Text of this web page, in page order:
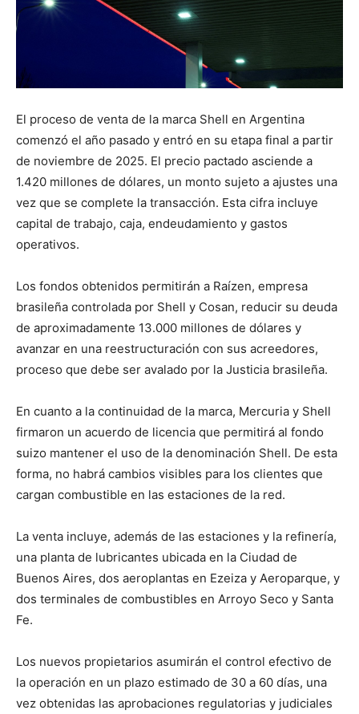
El proceso de venta de la marca Shell en Argentina
comenzó el año pasado y entró en su etapa final a partir
de noviembre de 2025. El precio pactado asciende a
1.420 millones de dólares, un monto sujeto a ajustes una
vez que se complete la transacción. Esta cifra incluye
capital de trabajo, caja, endeudamiento y gastos
operativos.
Los fondos obtenidos permitirán a Raízen, empresa
brasileña controlada por Shell y Cosan, reducir su deuda
de aproximadamente 13.000 millones de dólares y
avanzar en una reestructuración con sus acreedores,
proceso que debe ser avalado por la Justicia brasileña.
En cuanto a la continuidad de la marca, Mercuria y Shell
firmaron un acuerdo de licencia que permitirá al fondo
suizo mantener el uso de la denominación Shell. De esta
forma, no habrá cambios visibles para los clientes que
cargan combustible en las estaciones de la red.
La venta incluye, además de las estaciones y la refinería,
una planta de lubricantes ubicada en la Ciudad de
Buenos Aires, dos aeroplantas en Ezeiza y Aeroparque, y
dos terminales de combustibles en Arroyo Seco y Santa
Fe.
Los nuevos propietarios asumirán el control efectivo de
la operación en un plazo estimado de 30 a 60 días, una
vez obtenidas las aprobaciones regulatorias y judiciales